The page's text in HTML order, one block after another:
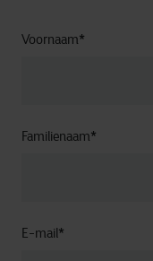
Voornaam*
Familienaam*
E-mail*